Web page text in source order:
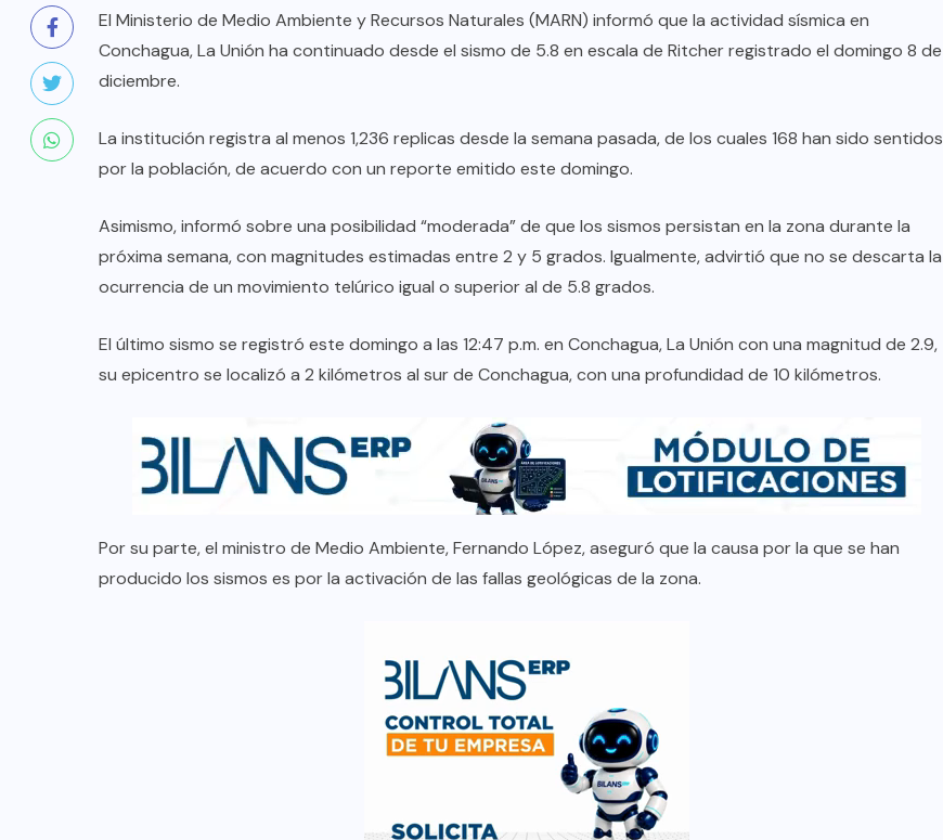
El Ministerio de Medio Ambiente y Recursos Naturales (MARN) informó que la actividad sísmica en
Conchagua, La Unión ha continuado desde el sismo de 5.8 en escala de Ritcher registrado el domingo 8 de
diciembre.
La institución registra al menos 1,236 replicas desde la semana pasada, de los cuales 168 han sido sentidos
por la población, de acuerdo con un reporte emitido este domingo.
Asimismo, informó sobre una posibilidad “moderada” de que los sismos persistan en la zona durante la
próxima semana, con magnitudes estimadas entre 2 y 5 grados. Igualmente, advirtió que no se descarta la
ocurrencia de un movimiento telúrico igual o superior al de 5.8 grados.
El último sismo se registró este domingo a las 12:47 p.m. en Conchagua, La Unión con una magnitud de 2.9,
su epicentro se localizó a 2 kilómetros al sur de Conchagua, con una profundidad de 10 kilómetros.
Por su parte, el ministro de Medio Ambiente, Fernando López, aseguró que la causa por la que se han
producido los sismos es por la activación de las fallas geológicas de la zona.